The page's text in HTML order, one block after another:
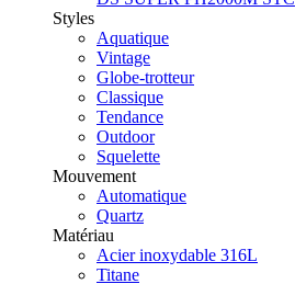
Styles
Aquatique
Vintage
Globe-trotteur
Classique
Tendance
Outdoor
Squelette
Mouvement
Automatique
Quartz
Matériau
Acier inoxydable 316L
Titane